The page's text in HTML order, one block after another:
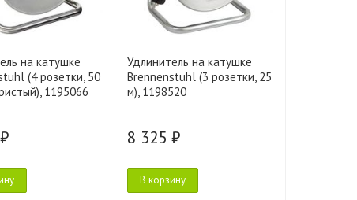
на катушке
(4 розетки, 50
1195066
Удлинитель на катушке
Brennenstuhl (3 розетки, 25
м), 1198520
8 325 ₽
В корзину